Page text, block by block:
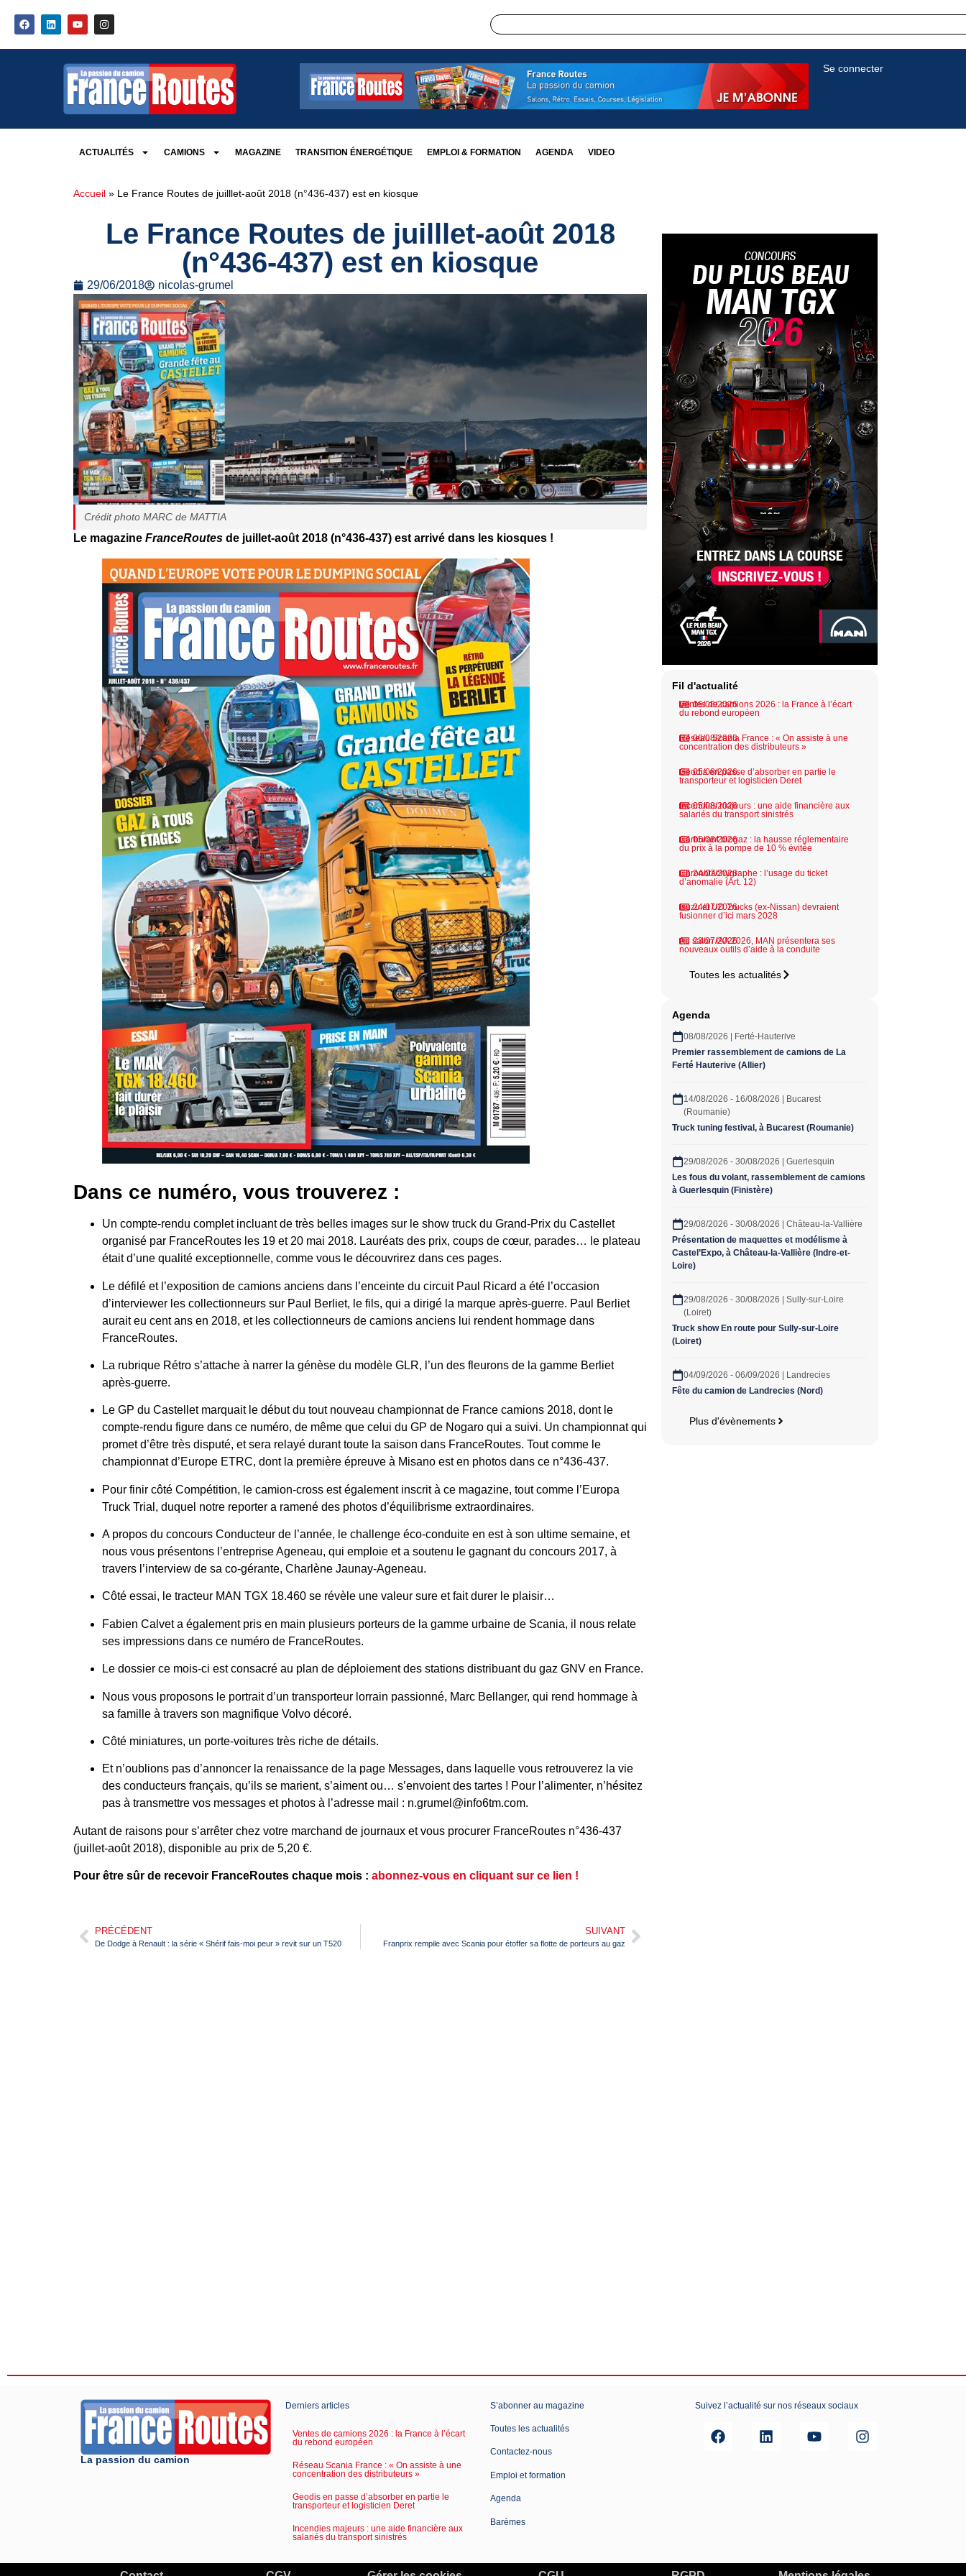
Se connecter
ACTUALITÉS CAMIONS MAGAZINE TRANSITION ÉNERGÉTIQUE EMPLOI & FORMATION AGENDA VIDEO
Accueil » Le France Routes de juilllet-août 2018 (n°436-437) est en kiosque
Le France Routes de juilllet-août 2018
(n°436-437) est en kiosque
29/06/2018 nicolas-grumel
Crédit photo MARC de MATTIA
Le magazine FranceRoutes de juillet-août 2018 (n°436-437) est arrivé dans les kiosques !
Dans ce numéro, vous trouverez :
Un compte-rendu complet incluant de très belles images sur le show truck du Grand-Prix du Castellet
organisé par FranceRoutes les 19 et 20 mai 2018. Lauréats des prix, coups de cœur, parades… le plateau
était d’une qualité exceptionnelle, comme vous le découvrirez dans ces pages.
Le défilé et l’exposition de camions anciens dans l’enceinte du circuit Paul Ricard a été l’occasion
d’interviewer les collectionneurs sur Paul Berliet, le fils, qui a dirigé la marque après-guerre. Paul Berliet
aurait eu cent ans en 2018, et les collectionneurs de camions anciens lui rendent hommage dans
FranceRoutes.
La rubrique Rétro s’attache à narrer la génèse du modèle GLR, l’un des fleurons de la gamme Berliet
après-guerre.
Le GP du Castellet marquait le début du tout nouveau championnat de France camions 2018, dont le
compte-rendu figure dans ce numéro, de même que celui du GP de Nogaro qui a suivi. Un championnat qui
promet d’être très disputé, et sera relayé durant toute la saison dans FranceRoutes. Tout comme le
championnat d’Europe ETRC, dont la première épreuve à Misano est en photos dans ce n°436-437.
Pour finir côté Compétition, le camion-cross est également inscrit à ce magazine, tout comme l’Europa
Truck Trial, duquel notre reporter a ramené des photos d’équilibrisme extraordinaires.
A propos du concours Conducteur de l’année, le challenge éco-conduite en est à son ultime semaine, et
nous vous présentons l’entreprise Ageneau, qui emploie et a soutenu le gagnant du concours 2017, à
travers l’interview de sa co-gérante, Charlène Jaunay-Ageneau.
Côté essai, le tracteur MAN TGX 18.460 se révèle une valeur sure et fait durer le plaisir…
Fabien Calvet a également pris en main plusieurs porteurs de la gamme urbaine de Scania, il nous relate
ses impressions dans ce numéro de FranceRoutes.
Le dossier ce mois-ci est consacré au plan de déploiement des stations distribuant du gaz GNV en France.
Nous vous proposons le portrait d’un transporteur lorrain passionné, Marc Bellanger, qui rend hommage à
sa famille à travers son magnifique Volvo décoré.
Côté miniatures, un porte-voitures très riche de détails.
Et n’oublions pas d’annoncer la renaissance de la page Messages, dans laquelle vous retrouverez la vie
des conducteurs français, qu’ils se marient, s’aiment ou… s’envoient des tartes ! Pour l’alimenter, n’hésitez
pas à transmettre vos messages et photos à l’adresse mail : n.grumel@info6tm.com.
Autant de raisons pour s’arrêter chez votre marchand de journaux et vous procurer FranceRoutes n°436-437
(juillet-août 2018), disponible au prix de 5,20 €.
Pour être sûr de recevoir FranceRoutes chaque mois : abonnez-vous en cliquant sur ce lien !
PRÉCÉDENT
De Dodge à Renault : la série « Shérif fais-moi peur » revit sur un T520
SUIVANT
Franprix rempile avec Scania pour étoffer sa flotte de porteurs au gaz
Fil d'actualité
06/08/2026
Ventes de camions 2026 : la France à l’écart
du rebond européen
06/08/2026
Réseau Scania France : « On assiste à une
concentration des distributeurs »
05/08/2026
Geodis en passe d’absorber en partie le
transporteur et logisticien Deret
05/08/2026
Incendies majeurs : une aide financière aux
salariés du transport sinistrés
05/08/2026
Carburant biogaz : la hausse réglementaire
du prix à la pompe de 10 % évitée
24/07/2026
Chronotachygraphe : l’usage du ticket
d’anomalie (Art. 12)
24/07/2026
Isuzu et UD Trucks (ex-Nissan) devraient
fusionner d’ici mars 2028
23/07/2026
Au salon IAA 2026, MAN présentera ses
nouveaux outils d’aide à la conduite
Toutes les actualités
Agenda
08/08/2026 | Ferté-Hauterive
Premier rassemblement de camions de La
Ferté Hauterive (Allier)
14/08/2026 - 16/08/2026 | Bucarest
(Roumanie)
Truck tuning festival, à Bucarest (Roumanie)
29/08/2026 - 30/08/2026 | Guerlesquin
Les fous du volant, rassemblement de camions
à Guerlesquin (Finistère)
29/08/2026 - 30/08/2026 | Château-la-Vallière
Présentation de maquettes et modélisme à
Castel’Expo, à Château-la-Vallière (Indre-et-
Loire)
29/08/2026 - 30/08/2026 | Sully-sur-Loire
(Loiret)
Truck show En route pour Sully-sur-Loire
(Loiret)
04/09/2026 - 06/09/2026 | Landrecies
Fête du camion de Landrecies (Nord)
Plus d'évènements
La passion du camion
Derniers articles
Ventes de camions 2026 : la France à l’écart
du rebond européen
Réseau Scania France : « On assiste à une
concentration des distributeurs »
Geodis en passe d’absorber en partie le
transporteur et logisticien Deret
Incendies majeurs : une aide financière aux
salariés du transport sinistrés
S’abonner au magazine
Toutes les actualités
Contactez-nous
Emploi et formation
Agenda
Barèmes
Suivez l’actualité sur nos réseaux sociaux